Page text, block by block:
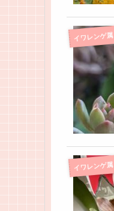
イワレンゲ属
イワレンゲ属